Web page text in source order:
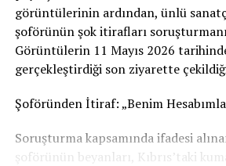
Sizce bu uygulama tüm İsviçre’de
Görüşlerinizi yorumlarda
Kaynak: İsviçre Devlet Televizyonu
görüntülerinin ardından, ünlü
şoförünün şok itirafları
Görüntülerin 11 Mayıs 2026
gerçekleştirdiği son ziyarette
Şoföründen İtiraf: „Benim
Soruşturma kapsamında ifadesi
şoförünün beyanları, Kıbrıs’taki